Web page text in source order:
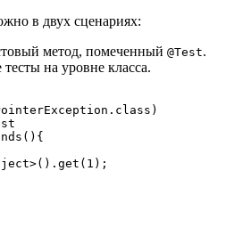
в двух сценариях:
метод, помеченный @Test.
на уровне класса.